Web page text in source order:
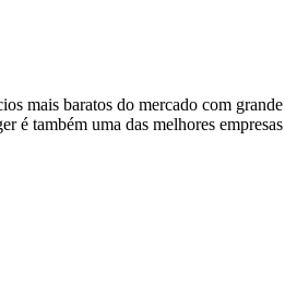
mais baratos do mercado com grande
é também uma das melhores empresas